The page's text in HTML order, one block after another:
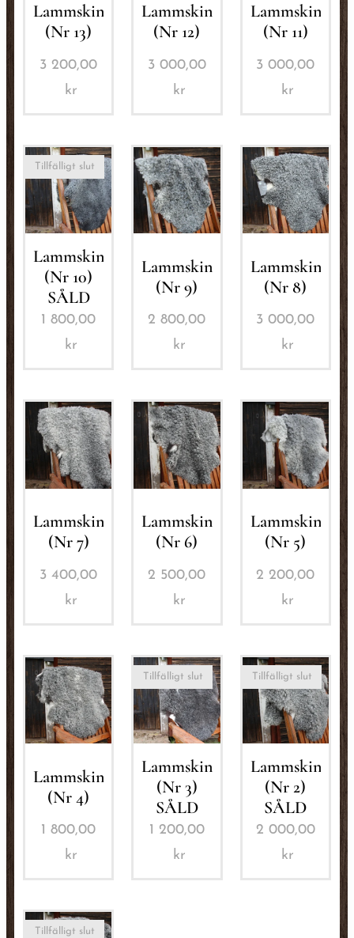
Lammskinn
(Nr 13)
3 200,00
kr
Lammskinn
(Nr 12)
3 000,00
kr
Lammskinn
(Nr 11)
3 000,00
kr
Lammskinn
(Nr 10)
SÅLD
Tillfälligt slut
1 800,00
kr
Lammskinn
(Nr 9)
2 800,00
kr
Lammskinn
(Nr 8)
3 000,00
kr
Lammskinn
(Nr 7)
3 400,00
kr
Lammskinn
(Nr 6)
2 500,00
kr
Lammskinn
(Nr 5)
2 200,00
kr
Lammskinn
(Nr 4)
1 800,00
kr
Lammskinn
(Nr 3)
SÅLD
Tillfälligt slut
1 200,00
kr
Lammskinn
(Nr 2)
SÅLD
Tillfälligt slut
2 000,00
kr
Tillfälligt slut